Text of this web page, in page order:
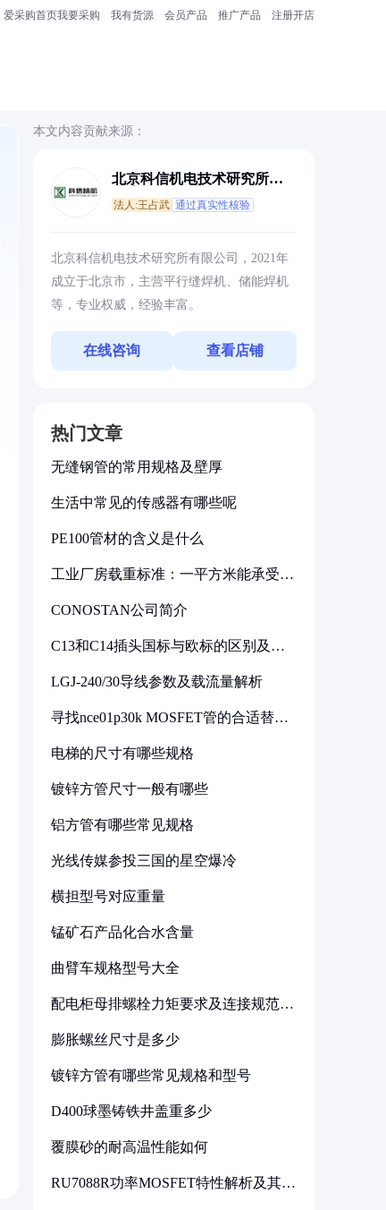
爱采购首页我要采购 我有货源 会员产品 推广产品 注册开店
本文内容贡献来源：
北京科信机电技术研究所有
法人:王占武 通过真实性核验
北京科信机电技术研究所有限公司，2021年
成立于北京市，主营平行缝焊机、储能焊机
等，专业权威，经验丰富。
在线咨询 查看店铺
热门文章
无缝钢管的常用规格及壁厚
生活中常见的传感器有哪些呢
PE100管材的含义是什么
工业厂房载重标准：一平方米能承受多
CONOSTAN公司简介
C13和C14插头国标与欧标的区别及其
LGJ-240/30导线参数及载流量解析
寻找nce01p30k MOSFET管的合适替代
电梯的尺寸有哪些规格
镀锌方管尺寸一般有哪些
铝方管有哪些常见规格
光线传媒参投三国的星空爆冷
横担型号对应重量
锰矿石产品化合水含量
曲臂车规格型号大全
配电柜母排螺栓力矩要求及连接规范详
膨胀螺丝尺寸是多少
镀锌方管有哪些常见规格和型号
D400球墨铸铁井盖重多少
覆膜砂的耐高温性能如何
RU7088R功率MOSFET特性解析及其在